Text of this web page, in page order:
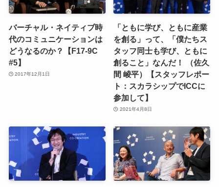
バーチャル・ネイティブ時
代のコミュニケーションは
どうなるのか？【F17-9C
#5】
2017年12月1日
「ともに学び、ともに産業
を創る」って、「僕たちス
タッフ同士も学び、ともに
創ること」なんだ！ （佐久
間 崚平）【スタッフレポー
ト：スカラシップでICCに
参加して】
2021年4月8日